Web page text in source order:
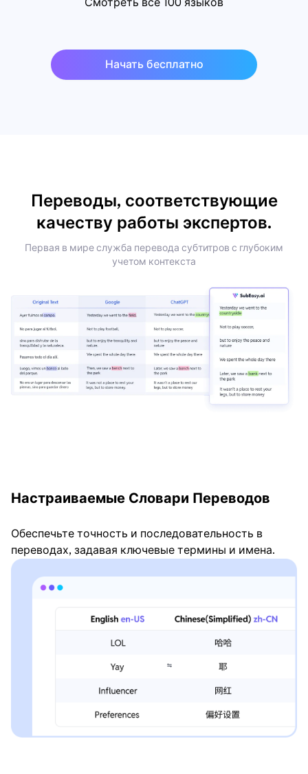
Начать бесплатно
Переводы, соответствующие
качеству работы экспертов.
Первая в мире служба перевода субтитров с глубоким
учетом контекста
Настраиваемые Словари Переводов
Обеспечьте точность и последовательность в
переводах, задавая ключевые термины и имена.